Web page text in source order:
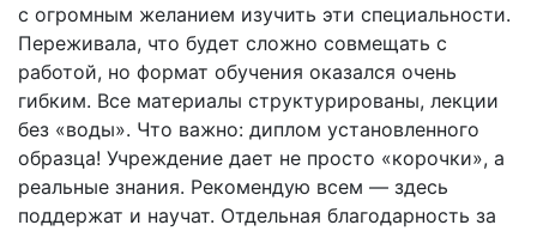
с огромным желанием изучить эти специальности.
Переживала, что будет сложно совмещать с
работой, но формат обучения оказался очень
гибким. Все материалы структурированы, лекции
без «воды». Что важно: диплом установленного
образца! Учреждение дает не просто «корочки», а
реальные знания. Рекомендую всем — здесь
поддержат и научат. Отдельная благодарность за